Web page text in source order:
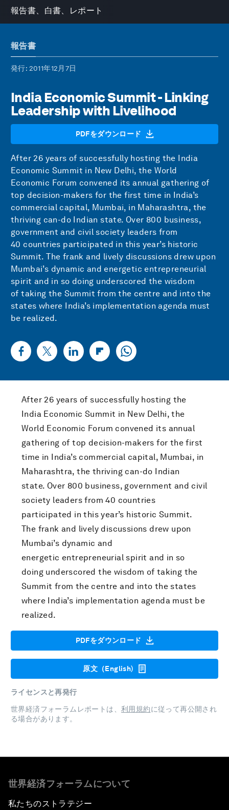
報告書、白書、レポート
報告書
発行: 2011年12月7日
India Economic Summit - Linking
Leadership with Livelihood
PDFをダウンロード
After 26 years of successfully hosting the India
Economic Summit in New Delhi, the World
Economic Forum convened its annual gathering of
top decision-makers for the first time in India’s
commercial capital, Mumbai, in Maharashtra, the
thriving can-do Indian state. Over 800 business,
government and civil society leaders from
40 countries participated in this year’s historic
Summit. The frank and lively discussions drew upon
Mumbai’s dynamic and energetic entrepreneurial
spirit and in so doing underscored the wisdom
of taking the Summit from the centre and into the
states where India’s implementation agenda must
be realized.
After 26 years of successfully hosting the
India Economic Summit in New Delhi, the
World Economic Forum convened its annual
gathering of top decision-makers for the first
time in India’s commercial capital, Mumbai, in
Maharashtra, the thriving can-do Indian
state. Over 800 business, government and civil
society leaders from 40 countries
participated in this year’s historic Summit.
The frank and lively discussions drew upon
Mumbai’s dynamic and
energetic entrepreneurial spirit and in so
doing underscored the wisdom of taking the
Summit from the centre and into the states
where India’s implementation agenda must be
realized.
PDFをダウンロード
原文（English)
ライセンスと再発行
世界経済フォーラムレポートは、 利用規約に従って再公開され
る場合があります。
世界経済フォーラムについて
私たちのストラテジー